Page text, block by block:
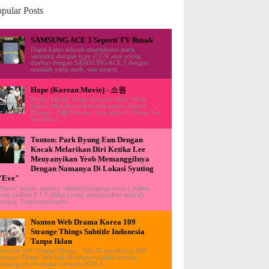
Posts
SAMSUNG ACE 3 Seperti TV Rusak
Dapet kasus sebuah smartphone merk
samsung dengan type s7270 atau sering
disebut dengan SAMSUNG ACE 3 dengan
masalah yang aneh, saat smartp...
Hope (Korean Movie) - 소원
Profile Movie: Hope (English title) / Wish
(literal title) Revised romanization: Sowon
Hangul: 소원 Director: Lee Joon-Ik Writer: So
Jae-Won (...
Tonton: Park Byung Eun Dengan
Kocak Melarikan Diri Ketika Lee
Menyanyikan Yeob Memanggilnya
Dengan Namanya Di Lokasi Syuting
adalah tentang chaebol Gugatan cerai 2 triliun
(sekitar $ 1,7 miliar) yang mengejutkan seluruh
Tanpa sepengeta...
Nonton Web Drama Korea 109
Strange Things Subtitle Indonesia
Tanpa Iklan
109 Strange Things : Web Drama Korea 109
Things Sub Indo ini menceritakan tentang
pria bernama bernama KDI-1...